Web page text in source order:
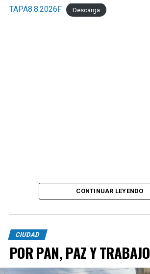
TAPA8.8.2026F Descarga
CONTINUAR LEYENDO
CIUDAD
POR PAN, PAZ Y TRABAJO